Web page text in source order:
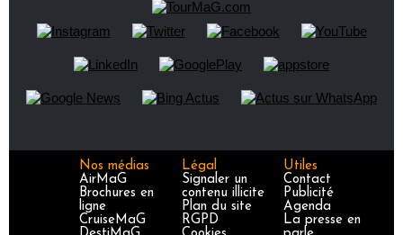
Nos médias
AirMaG
Brochures en
ligne
CruiseMaG
Légal
Signaler un
contenu illicite
Plan du site
RGPD
Utiles
Contact
Publicité
Agenda
La presse en